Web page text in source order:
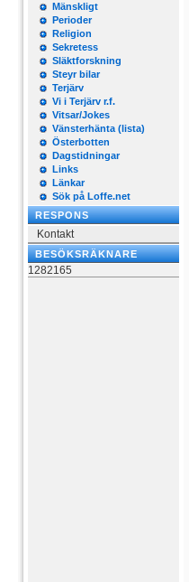
Mänskligt
Perioder
Religion
Sekretess
Släktforskning
Steyr bilar
Terjärv
Vi i Terjärv r.f.
Vitsar/Jokes
Vänsterhänta (lista)
Österbotten
Dagstidningar
Links
Länkar
Sök på Loffe.net
RESPONS
Kontakt
BESÖKSRÄKNARE
1282165